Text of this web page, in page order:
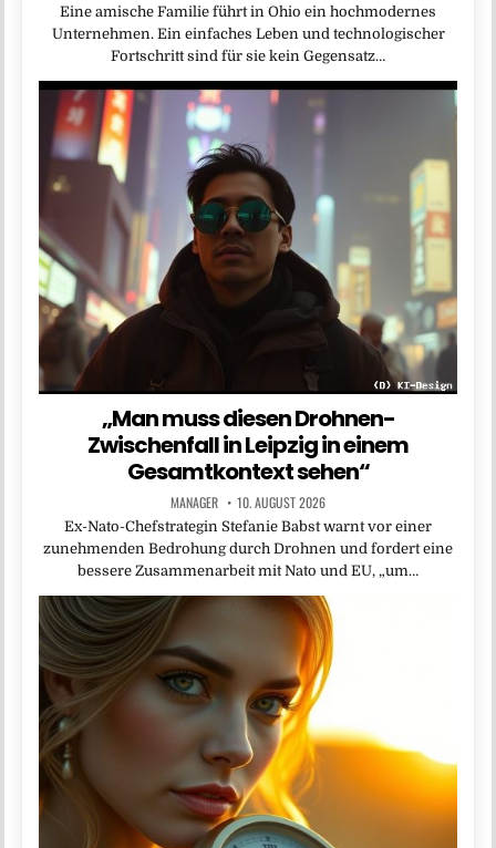
Eine amische Familie führt in Ohio ein hochmodernes
Unternehmen. Ein einfaches Leben und technologischer
Fortschritt sind für sie kein Gegensatz…
„Man muss diesen Drohnen-
Zwischenfall in Leipzig in einem
Gesamtkontext sehen“
MANAGER 10. AUGUST 2026
Ex-Nato-Chefstrategin Stefanie Babst warnt vor einer
zunehmenden Bedrohung durch Drohnen und fordert eine
bessere Zusammenarbeit mit Nato und EU, „um…